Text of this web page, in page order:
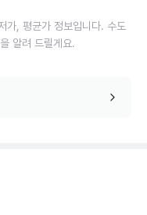
, 평균가 정보입니다. 수도
알려 드릴게요.